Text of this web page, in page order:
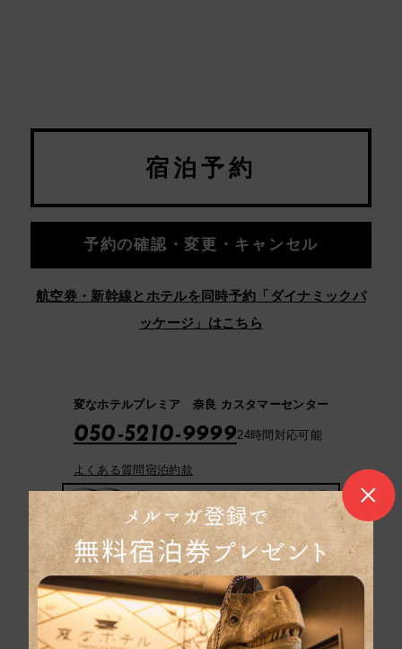
宿泊予約
予約の確認・変更・キャンセル
航空券・新幹線とホテルを同時予約「ダイナミックパ
ッケージ」はこちら
変なホテルプレミア 奈良 カスタマーセンター
050-5210-999924時間対応可能
よくある質問宿泊約款
パンフレットはこち
ら